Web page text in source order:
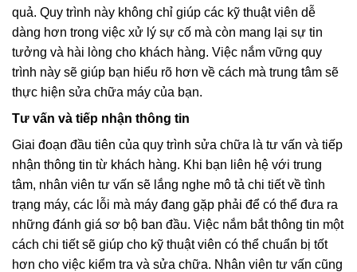
quả. Quy trình này không chỉ giúp các kỹ thuật viên dễ
dàng hơn trong việc xử lý sự cố mà còn mang lại sự tin
tưởng và hài lòng cho khách hàng. Việc nắm vững quy
trình này sẽ giúp bạn hiểu rõ hơn về cách mà trung tâm sẽ
thực hiện sửa chữa máy của bạn.
Tư vấn và tiếp nhận thông tin
Giai đoạn đầu tiên của quy trình sửa chữa là tư vấn và tiếp
nhận thông tin từ khách hàng. Khi bạn liên hệ với trung
tâm, nhân viên tư vấn sẽ lắng nghe mô tả chi tiết về tình
trạng máy, các lỗi mà máy đang gặp phải để có thể đưa ra
những đánh giá sơ bộ ban đầu. Việc nắm bắt thông tin một
cách chi tiết sẽ giúp cho kỹ thuật viên có thể chuẩn bị tốt
hơn cho việc kiểm tra và sửa chữa. Nhân viên tư vấn cũng